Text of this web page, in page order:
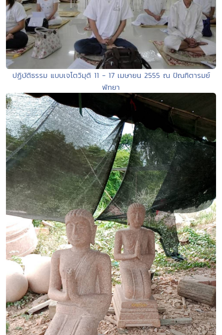
ปฏิบัติธรรม แบบเจโตวิมุติ 11 - 17 เมษายน 2555 ณ ปัณฑิตารมย์
พัทยา